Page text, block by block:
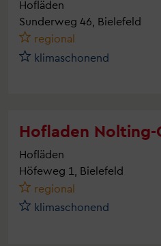
Hofläden
Sunderweg 46, Bielefeld
regional
klimaschonend
Hofladen Nolting-
Hofläden
Höfeweg 1, Bielefeld
regional
klimaschonend